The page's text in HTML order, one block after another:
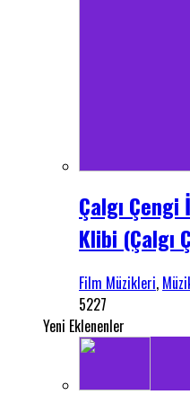
Çalgı Çengi
Klibi (Çalgı
Film Müzikleri,
5227
Yeni Eklenenler